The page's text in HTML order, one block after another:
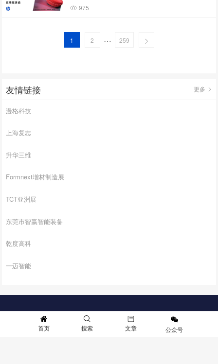
975
1 2 … 259
友情链接 更多
漫格科技
上海复志
升华三维
Formnext增材制造展
TCT亚洲展
东莞市智赢智能装备
乾度高科
一迈智能
首页 工艺 应用
市场和策略
联系微信：2396747576
首页 搜索 文章 公众号